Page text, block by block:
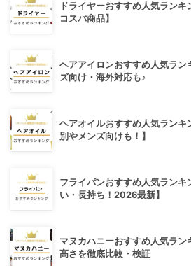
ドライヤーおすすめ人気ラン
コスパ商品】
ヘアアイロンおすすめ人気ラ
ズ向け・海外対応も♪
ヘアオイルおすすめ人気ラン
別やメンズ向けも！】
フライパンおすすめ人気ラン
い・長持ち！2026最新】
マヌカハニーおすすめ人気ラ
高さを徹底比較・検証